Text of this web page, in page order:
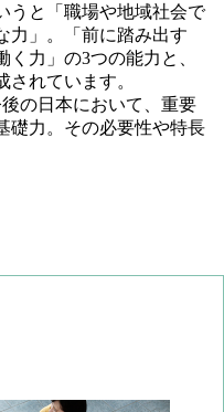
うと「職場や地域社会で
力」。「前に踏み出す
力」の3つの能力と、
れています。
後の日本において、重要
礎力。その必要性や特長